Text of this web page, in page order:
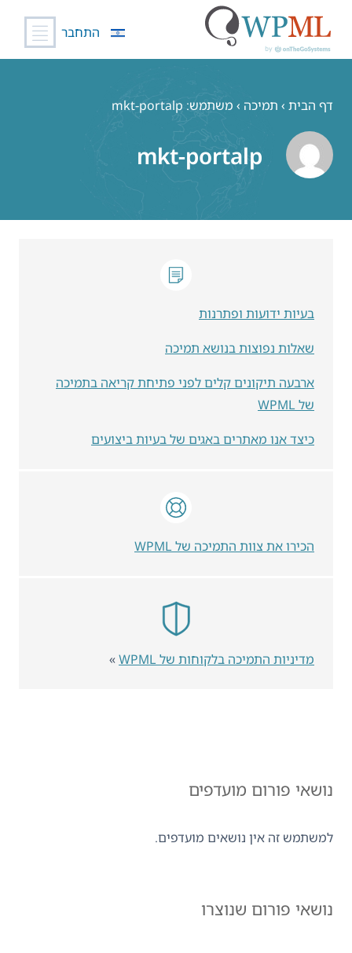
התחבר
דף הבית › תמיכה › משתמש: mkt-portalp
mkt-portalp
נושאי פורום מועדפים
למשתמש זה אין נושאים מועדפים.
נושאי פורום שנוצרו
בעיות ידועות ופתרנות
שאלות נפוצות בנושא תמיכה
ארבעה תיקונים קלים לפני פתיחת קריאה בתמיכה
של WPML
כיצד אנו מאתרים באגים של בעיות ביצועים
הכירו את צוות התמיכה של WPML
מדיניות התמיכה בלקוחות של WPML »